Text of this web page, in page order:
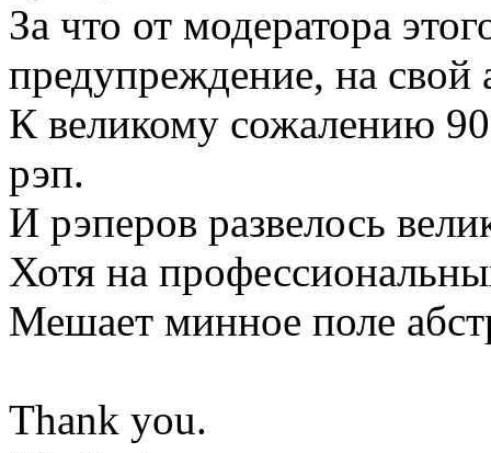
За что от модератора
предупреждение, на свой
К великому сожалению
рэп.
И рэперов развелось
Хотя на
Мешает минное поле
Thank you.